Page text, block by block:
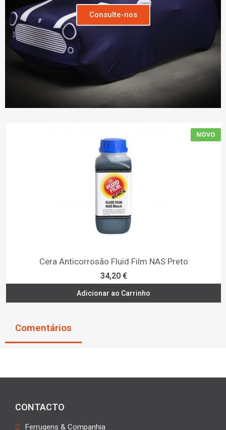
Consulte-nos
NOVO
Cera Anticorrosão Fluid Film NAS Preto
34,20 €
Adicionar ao Carrinho
Comentários
CONTACTO
Ferrugens & Companhia